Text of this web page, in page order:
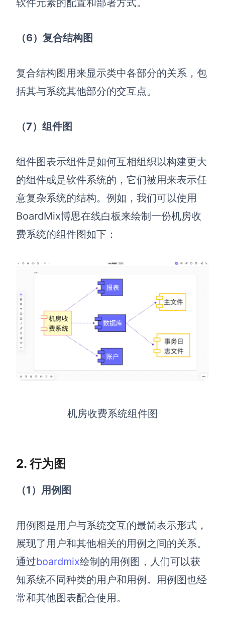
（6）复合结构图
复合结构图用来显示类中各部分的关系，包
括其与系统其他部分的交互点。
（7）组件图
组件图表示组件是如何互相组织以构建更大
的组件或是软件系统的，它们被用来表示任
意复杂系统的结构。例如，我们可以使用
BoardMix博思在线白板来绘制一份机房收
费系统的组件图如下：
机房收费系统组件图
2. 行为图
（1）用例图
用例图是用户与系统交互的最简表示形式，
展现了用户和其他相关的用例之间的关系。
通过boardmix绘制的用例图，人们可以获
知系统不同种类的用户和用例。用例图也经
常和其他图表配合使用。